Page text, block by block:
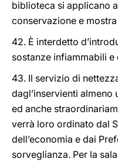
biblioteca si applicano
conservazione e
42. È interdetto
sostanze infiammabili
43. Il servizio di
dagl’inservienti almeno
ed anche
verrà loro ordinato dal
dell’economia e dai
sorveglianza. Per la